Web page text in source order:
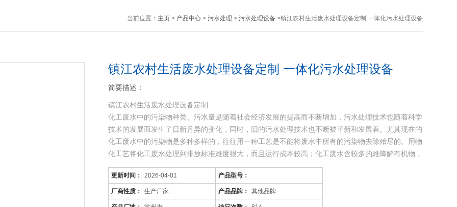
当前位置： 主页> 产品中心> 污水处理 > 污水处理设备>镇江农村生活废水处理设备定制 一体化污水处理设备
镇江农村生活废水处理设备定制 一体化污水处理设备
简要描述：
镇江农村生活废水处理设备定制
化工废水中的污染物种类、污水量是随着社会经济发展的提高而不断增加，污水处理技术也随着科学
技术的发展而发生了日新月异的变化，同时，旧的污水处理技术也不断被革新和发展着。尤其现在的
化工废水中的污染物是多种多样的，往往用一种工艺是不能将废水中所有的污染物去除殆尽的。用物
化工艺将化工废水处理到排放标准难度很大，而且运行成本较高；化工废水含较多的难降解有机物，
可生化性差，而且
更新时间： 2026-04-01 产品型号：
厂商性质： 生产厂家 产品品牌： 其他品牌